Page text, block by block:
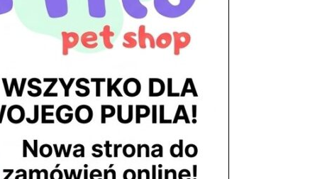
Godziny pracy
pon. – piąt. 10.00 – 19.00
niedz. zamknięte